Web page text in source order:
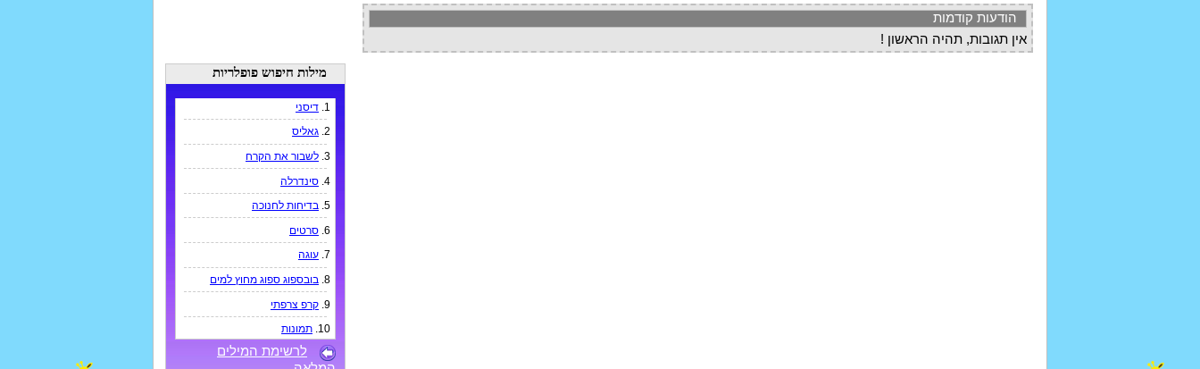
הודעות קודמות
אין תגובות, תהיה הראשון !
מילות חיפוש פופלריות
1. דיסני
2. גאליס
3. לשבור את הקרח
4. סינדרלה
5. בדיחות לחנוכה
6. סרטים
7. עוגה
8. בובספוג ספוג מחוץ למים
9. קרפ צרפתי
10. תמונות
לרשימת המילים